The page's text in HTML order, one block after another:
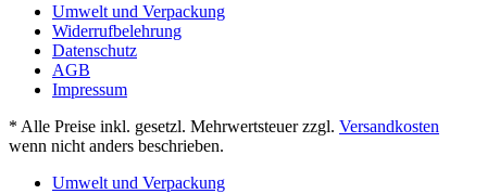
Umwelt und Verpackung
Widerrufbelehrung
Datenschutz
AGB
Impressum
* Alle Preise inkl. gesetzl. Mehrwertsteuer zzgl. Versandkosten
wenn nicht anders beschrieben.
Umwelt und Verpackung